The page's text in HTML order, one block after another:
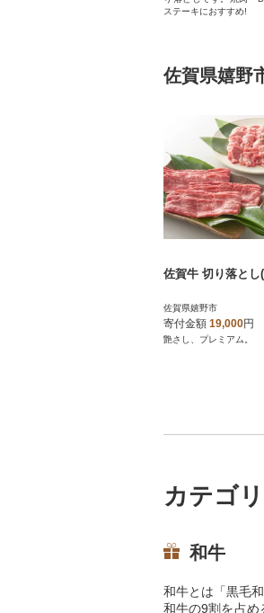
ステーキにおすすめ!
佐賀県嬉野
佐賀牛 切り落とし
佐賀県嬉野市
寄付金額 19,000円
艶さし、プレミアム。
カテゴ
和牛
和牛とは「黒毛
和牛の9割を占め